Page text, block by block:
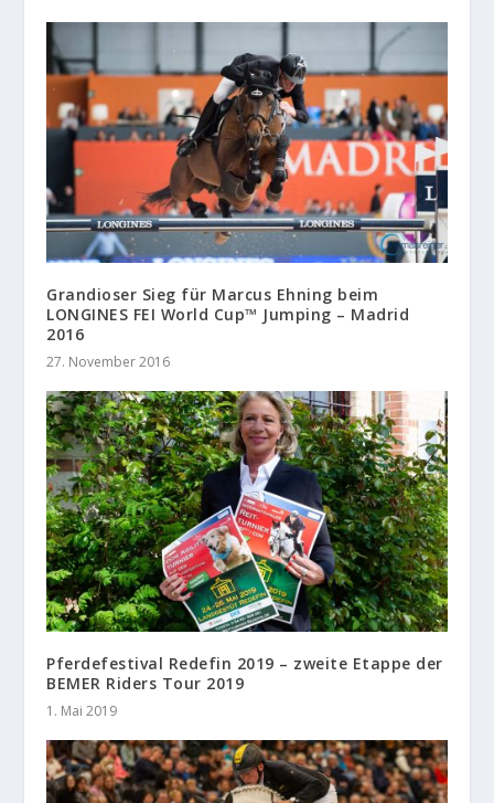
Grandioser Sieg für Marcus Ehning beim
LONGINES FEI World Cup™ Jumping – Madrid
2016
27. November 2016
Pferdefestival Redefin 2019 – zweite Etappe der
BEMER Riders Tour 2019
1. Mai 2019